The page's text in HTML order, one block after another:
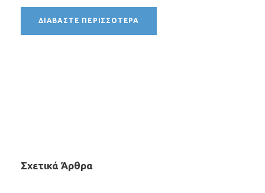
ΔΙΑΒΆΣΤΕ ΠΕΡΙΣΣΌΤΕΡΑ
Σχετικά Άρθρα